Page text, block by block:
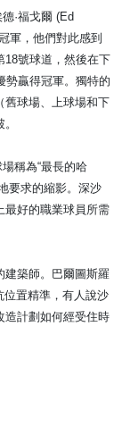
·福戈爾 (Ed
軍，他們對此感到
18號球道，然後在下
勢贏得冠軍。獨特的
舊球場、上球場和下
稱為“最長的哈
要求的縮影。深沙
最好的職業球員所需
建築師。巴爾圖斯羅
位置精準，有人說沙
造計劃如何經受住時